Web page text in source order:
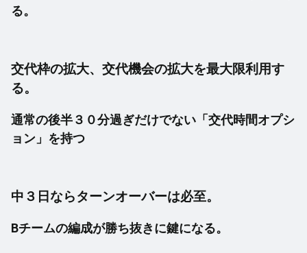
る。
交代枠の拡大、交代機会の拡大を最大限利用す
る。
通常の後半３０分過ぎだけでない「交代時間オプシ
ョン」を持つ
中３日ならターンオーバーは必至。
Bチームの編成が勝ち抜きに鍵になる。